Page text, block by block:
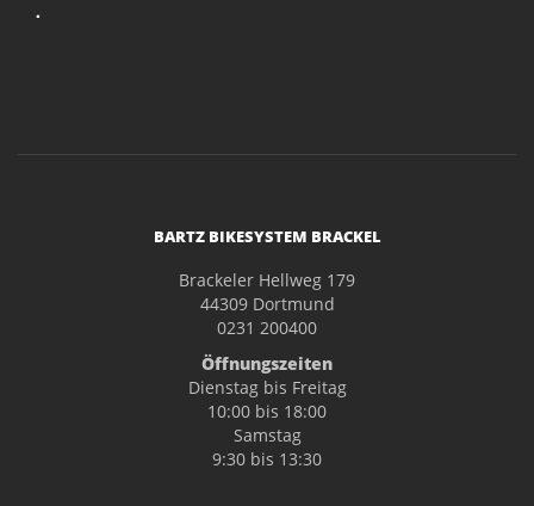
.
BARTZ BIKESYSTEM BRACKEL
Brackeler Hellweg 179
44309 Dortmund
0231 200400
Öffnungszeiten
Dienstag bis Freitag
10:00 bis 18:00
Samstag
9:30 bis 13:30